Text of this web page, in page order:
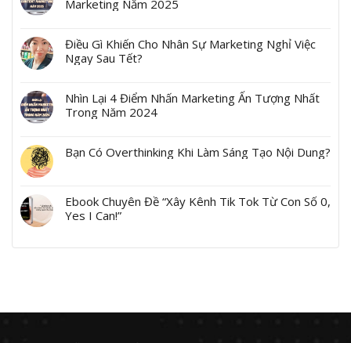
Marketing Năm 2025
Điều Gì Khiến Cho Nhân Sự Marketing Nghỉ Việc
Ngay Sau Tết?
Nhìn Lại 4 Điểm Nhấn Marketing Ấn Tượng Nhất
Trong Năm 2024
Bạn Có Overthinking Khi Làm Sáng Tạo Nội Dung?
Ebook Chuyên Đề “Xây Kênh Tik Tok Từ Con Số 0,
Yes I Can!”